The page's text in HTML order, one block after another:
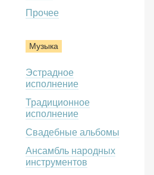
Прочее
Музыка
Эстрадное
исполнение
Традиционное
исполнение
Свадебные альбомы
Ансамбль народных
инструментов